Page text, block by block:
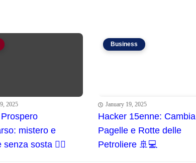
2025
mistero e
senza sosta 🕵️‍♂️
Business
January 19, 2025
Hacker 15enne: Cambia
Pagelle e Rotte delle
Petroliere 🚢💻